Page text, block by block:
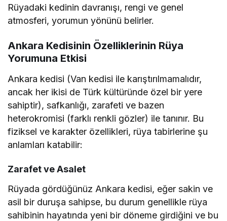
Rüyadaki kedinin davranışı, rengi ve genel
atmosferi, yorumun yönünü belirler.
Ankara Kedisinin Özelliklerinin Rüya
Yorumuna Etkisi
Ankara kedisi (Van kedisi ile karıştırılmamalıdır,
ancak her ikisi de Türk kültüründe özel bir yere
sahiptir), safkanlığı, zarafeti ve bazen
heterokromisi (farklı renkli gözler) ile tanınır. Bu
fiziksel ve karakter özellikleri, rüya tabirlerine şu
anlamları katabilir:
Zarafet ve Asalet
Rüyada gördüğünüz Ankara kedisi, eğer sakin ve
asil bir duruşa sahipse, bu durum genellikle rüya
sahibinin hayatında yeni bir döneme girdiğini ve bu